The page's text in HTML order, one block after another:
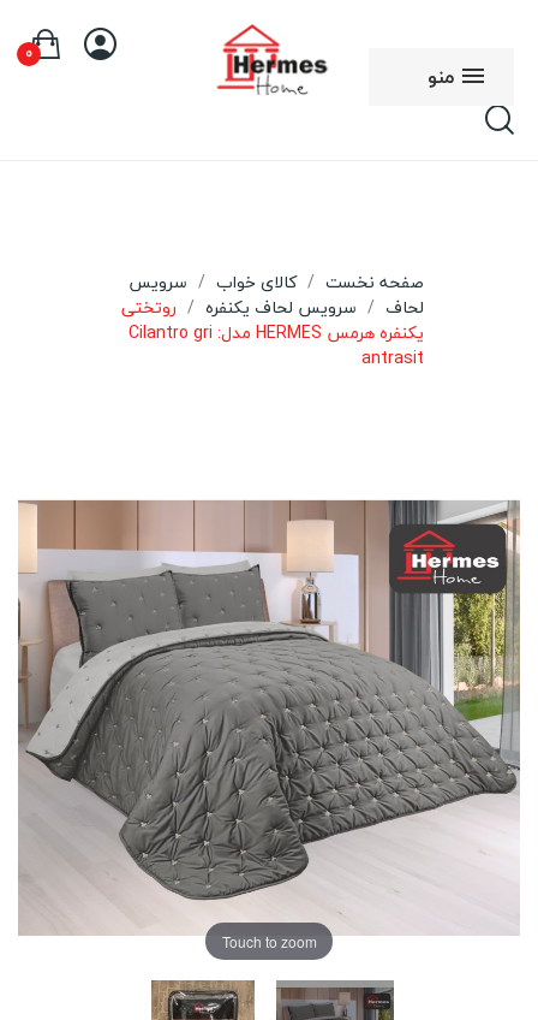
منو
0
صفحه نخست کالای خواب
سرویس
لحاف
سرویس لحاف یکنفره
روتختی
یکنفره هرمس HERMES مدل: Cilantro gri
antrasit
Touch to zoom